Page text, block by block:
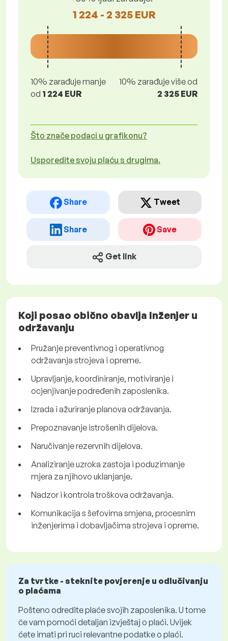
1 224 - 2 325 EUR
10% zarađuje manje
od 1 224 EUR
10% zarađuje više od
2 325 EUR
Što znače podaci u grafikonu?
Usporedite svoju plaću s drugima.
Share Tweet
Share Save
Get link
Koji posao obično obavlja Inženjer u
održavanju
Pružanje preventivnog i operativnog
održavanja strojeva i opreme.
Upravljanje, koordiniranje, motiviranje i
ocjenjivanje podređenih zaposlenika.
Izrada i ažuriranje planova održavanja.
Prepoznavanje istrošenih dijelova.
Naručivanje rezervnih dijelova.
Analiziranje uzroka zastoja i poduzimanje
mjera za njihovo uklanjanje.
Nadzor i kontrola troškova održavanja.
Komunikacija s šefovima smjena, procesnim
inženjerima i dobavljačima strojeva i opreme.
Za tvrtke - steknite povjerenje u odlučivanju
o plaćama
Pošteno odredite plaće svojih zaposlenika. U tome
će vam pomoći detaljan izvještaj o plaći. Uvijek
ćete imati pri ruci relevantne podatke o plaći.